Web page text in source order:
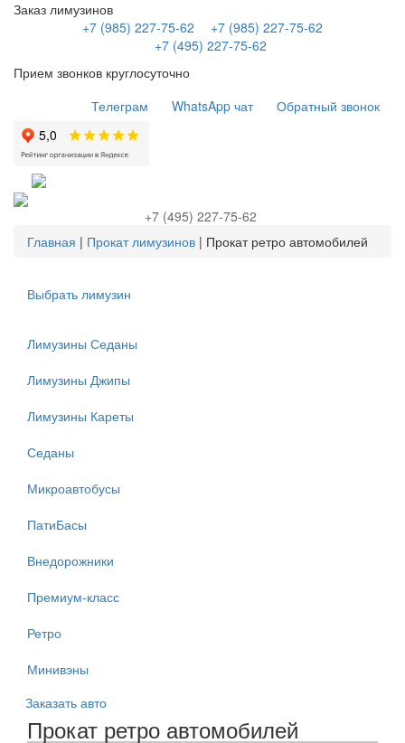
Заказ лимузинов
+7 (985) 227-75-62
+7 (985) 227-75-62
+7 (495) 227-75-62
Прием звонков круглосуточно
Обратный звонок
WhatsApp чат
Телеграм
+7 (495) 227-75-62
Главная | Прокат лимузинов | Прокат ретро автомобилей
Выбрать лимузин
Лимузины Седаны
Лимузины Джипы
Лимузины Кареты
Седаны
Микроавтобусы
ПатиБасы
Внедорожники
Премиум-класс
Ретро
Минивэны
Заказать авто
Прокат ретро автомобилей